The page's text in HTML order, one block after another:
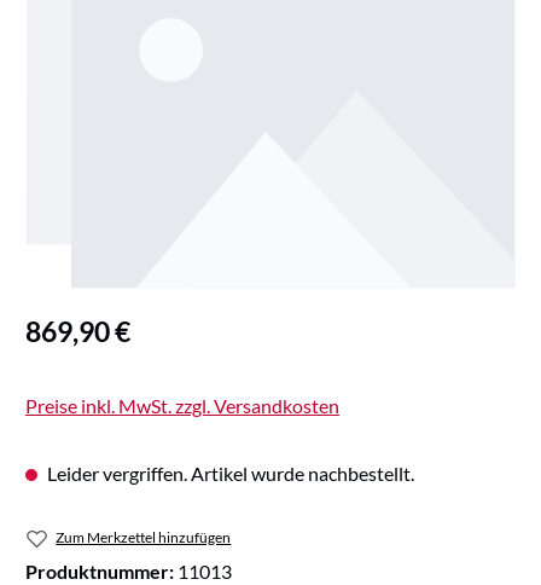
Regulärer Preis:
869,90 €
Preise inkl. MwSt. zzgl. Versandkosten
Leider vergriffen. Artikel wurde nachbestellt.
Zum Merkzettel hinzufügen
Produktnummer: 11013